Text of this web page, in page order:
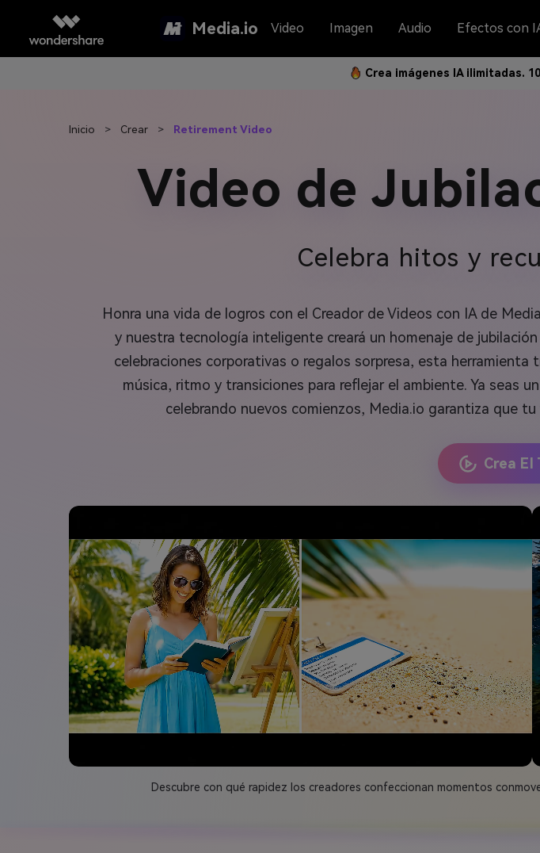
Media.io Video Imagen Audio Efectos con
Crea imágenes IA ilimitadas.
Inicio > Crear > Retirement Video
Video de
Celebra hitos y
Honra una vida de logros con el Creador de Videos con IA de
y nuestra tecnología inteligente creará un homenaje de
celebraciones corporativas o regalos sorpresa, esta
música, ritmo y transiciones para reflejar el ambiente. Ya seas
celebrando nuevos comienzos, Media.io garantiza que
Crea El
Descubre con qué rapidez los creadores confeccionan momentos